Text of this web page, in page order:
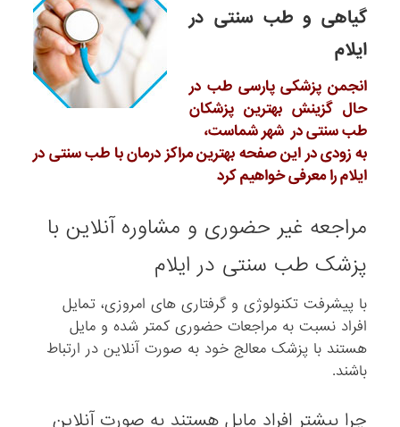
گیاهی و طب سنتی در
ایلام
انجمن پزشکی پارسی طب در
حال گزینش بهترین پزشکان
طب سنتی در شهر شماست،
به زودی در این صفحه بهترین مراکز درمان با طب سنتی در
ایلام را معرفی خواهیم کرد
مراجعه غیر حضوری و مشاوره آنلاین با
پزشک طب سنتی در ایلام
با پیشرفت تکنولوژی و گرفتاری های امروزی، تمایل
افراد نسبت به مراجعات حضوری کمتر شده و مایل
هستند با پزشک معالج خود به صورت آنلاین در ارتباط
باشند.
چرا بیشتر افراد مایل هستند به صورت آنلاین